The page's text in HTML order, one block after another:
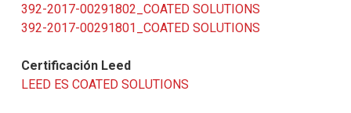
392-2017-00291802_COATED SOLUTIONS
392-2017-00291801_COATED SOLUTIONS
Certificación Leed
LEED ES COATED SOLUTIONS